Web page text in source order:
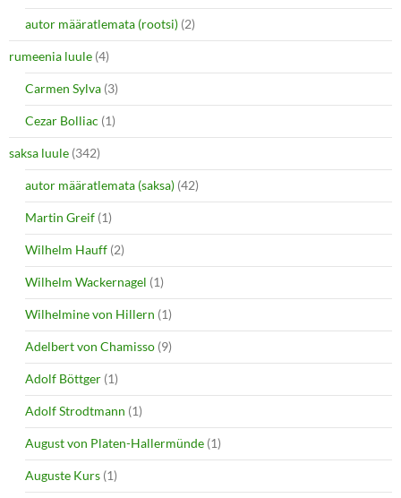
autor määratlemata (rootsi) (2)
rumeenia luule (4)
Carmen Sylva (3)
Cezar Bolliac (1)
saksa luule (342)
autor määratlemata (saksa) (42)
Martin Greif (1)
Wilhelm Hauff (2)
Wilhelm Wackernagel (1)
Wilhelmine von Hillern (1)
Adelbert von Chamisso (9)
Adolf Böttger (1)
Adolf Strodtmann (1)
August von Platen-Hallermünde (1)
Auguste Kurs (1)